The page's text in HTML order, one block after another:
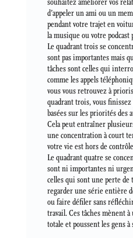
d’appeler un ami ou un
pendant votre trajet en
la musique ou votre podcast
Le quadrant trois se
sont pas importantes mais
tâches sont celles qui
comme les appels
vous vous retrouvez à
quadrant trois, vous finissez
basées sur les priorités des
Cela peut entraîner
une concentration à court
votre vie est hors de
Le quadrant quatre se
sont ni importantes ni
celles qui sont une perte de
regarder une série entière
ou faire défiler sans
travail. Ces tâches mènent à
totale et poussent les gens